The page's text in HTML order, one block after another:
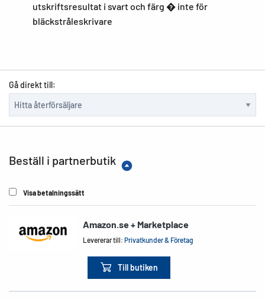
utskriftsresultat i svart och färg � inte för
bläckstråleskrivare
Gå direkt till:
Beställ i partnerbutik
Visa betalningssätt
Amazon.se + Marketplace
Levererar till:Privatkunder & Företag
Till butiken